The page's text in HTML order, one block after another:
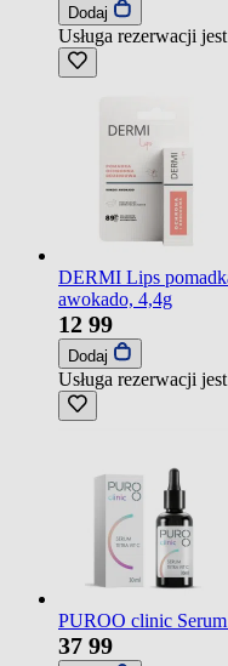
Dodaj
Usługa rezerwacji
DERMI Lips
awokado, 4,4g
12 99
Dodaj
Usługa rezerwacji
PUROO clinic
37 99